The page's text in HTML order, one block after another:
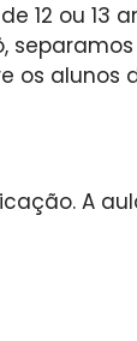
12 ou 13
os alunos
A